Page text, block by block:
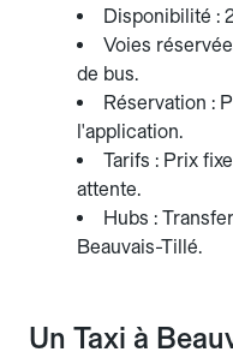
Disponibilité :
Voies
de bus.
Réservation :
l'application.
Tarifs : Prix
attente.
Hubs :
Beauvais-Tillé.
Un Taxi à